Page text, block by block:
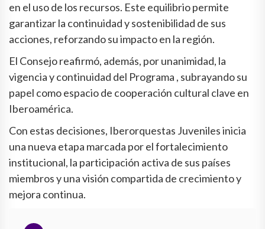
en el uso de los recursos. Este equilibrio permite
garantizar la continuidad y sostenibilidad de sus
acciones, reforzando su impacto en la región.
El Consejo reafirmó, además, por unanimidad, la
vigencia y continuidad del Programa , subrayando su
papel como espacio de cooperación cultural clave en
Iberoamérica.
Con estas decisiones, Iberorquestas Juveniles inicia
una nueva etapa marcada por el fortalecimiento
institucional, la participación activa de sus países
miembros y una visión compartida de crecimiento y
mejora continua.